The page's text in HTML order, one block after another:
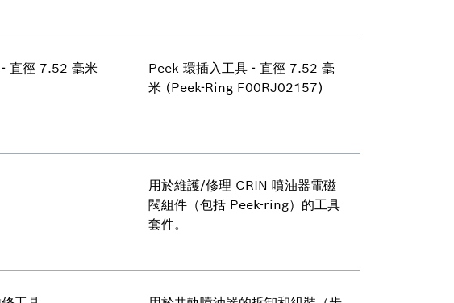
直徑 7.52 毫米
Peek 環插入工具 - 直徑 7.52 毫
米 (Peek-Ring F00RJ02157)
用於維護/修理 CRIN 噴油器電磁
閥組件（包括 Peek-ring）的工具
套件。